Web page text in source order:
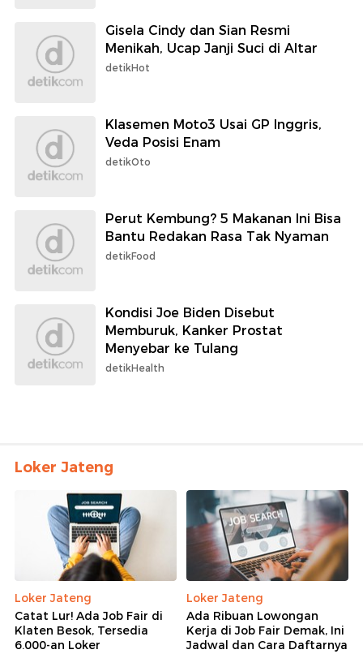
Gisela Cindy dan Sian Resmi
Menikah, Ucap Janji Suci di Altar
detikHot
Klasemen Moto3 Usai GP Inggris,
Veda Posisi Enam
detikOto
Perut Kembung? 5 Makanan Ini Bisa
Bantu Redakan Rasa Tak Nyaman
detikFood
Kondisi Joe Biden Disebut
Memburuk, Kanker Prostat
Menyebar ke Tulang
detikHealth
Loker Jateng
Loker Jateng
Catat Lur! Ada Job Fair di
Klaten Besok, Tersedia
6.000-an Loker
Loker Jateng
Ada Ribuan Lowongan
Kerja di Job Fair Demak, Ini
Jadwal dan Cara Daftarnya